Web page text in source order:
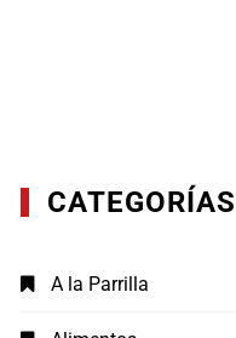
CATEGORÍAS
A la Parrilla